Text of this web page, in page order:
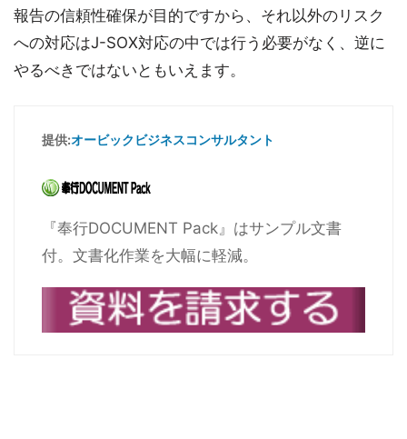
報告の信頼性確保が目的ですから、それ以外のリスク
への対応はJ-SOX対応の中では行う必要がなく、逆に
やるべきではないともいえます。
提供:オービックビジネスコンサルタント
『奉行DOCUMENT Pack』はサンプル文書
付。文書化作業を大幅に軽減。